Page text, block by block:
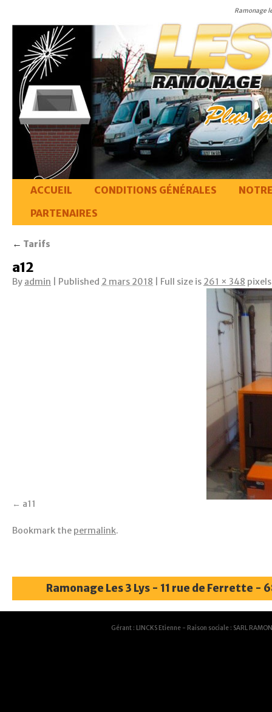
Ramonage
ACCUEIL CONDITIONS GÉNÉRALES
PARTENAIRES
← Tarifs
a12
By admin Published 2 mars 2018 Full size is 261 × 348 pixels
a11
Bookmark the permalink.
Ramonage Les 3 Lys - 11 rue de Ferrette -
Gérant : LINCKS Etienne - Raison sociale : SARL